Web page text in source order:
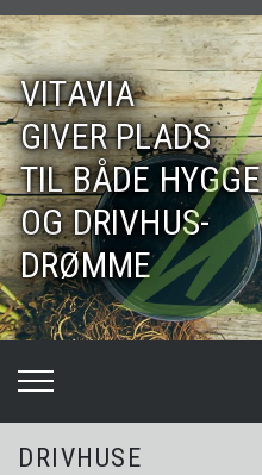
VITAVIA
GIVER PLADS
TIL BÅDE HYGGE
OG DRIVHUS-
DRØMME
DRIVHUSE